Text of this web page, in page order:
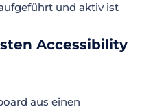
und aktiv ist
Accessibility
aus einen